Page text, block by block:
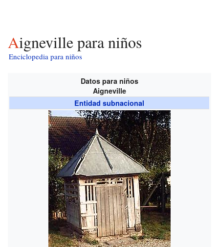
Aigneville para niños
Enciclopedia para niños
Datos para niños
Aigneville
Entidad subnacional